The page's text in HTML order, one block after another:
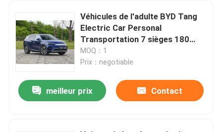
Véhicules de l'adulte BYD Tang
Electric Car Personal
Transportation 7 sièges 180
km/h
MOQ：1
Prix：negotiable
meilleur prix Contact